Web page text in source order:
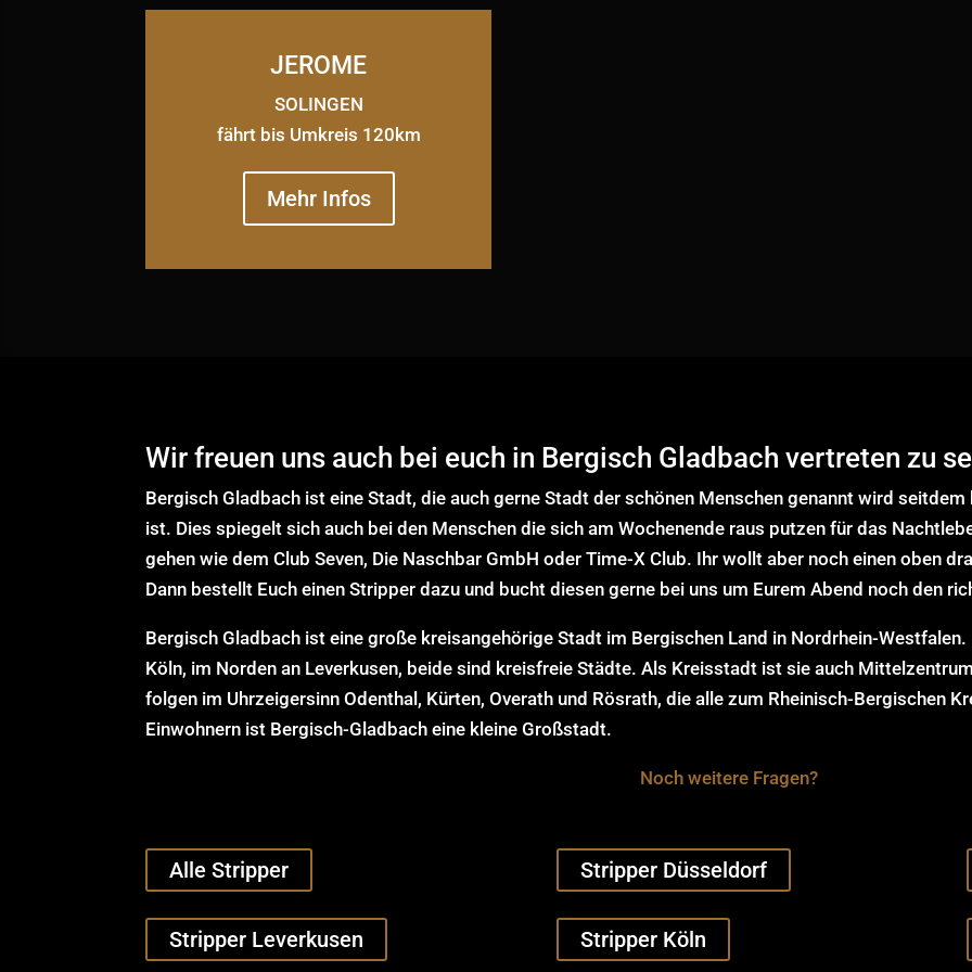
JEROME
SOLINGEN
fährt bis Umkreis 120km
Mehr Infos
Wir freuen uns auch bei euch in Bergisch Gladbach vertreten zu
Bergisch Gladbach ist eine Stadt, die auch gerne Stadt der schönen Menschen genannt wird
ist. Dies spiegelt sich auch bei den Menschen die sich am Wochenende raus putzen für das
gehen wie dem Club Seven, Die Naschbar GmbH oder Time-X Club. Ihr wollt aber noch einen oben
Dann bestellt Euch einen Stripper dazu und bucht diesen gerne bei uns um Eurem Abend noch den
Bergisch Gladbach ist eine große kreisangehörige Stadt im Bergischen Land in Nordrhein-
Köln, im Norden an Leverkusen, beide sind kreisfreie Städte. Als Kreisstadt ist sie auch
folgen im Uhrzeigersinn Odenthal, Kürten, Overath und Rösrath, die alle zum Rheinisch-Bergischen
Einwohnern ist Bergisch-Gladbach eine kleine Großstadt.
Noch weitere Fragen?
Alle Stripper
Stripper Leverkusen
Stripper Düsseldorf
Stripper Köln